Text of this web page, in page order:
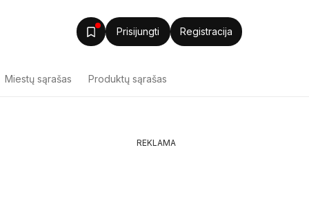
Prisijungti Registracija
Miestų sąrašas Produktų sąrašas
REKLAMA